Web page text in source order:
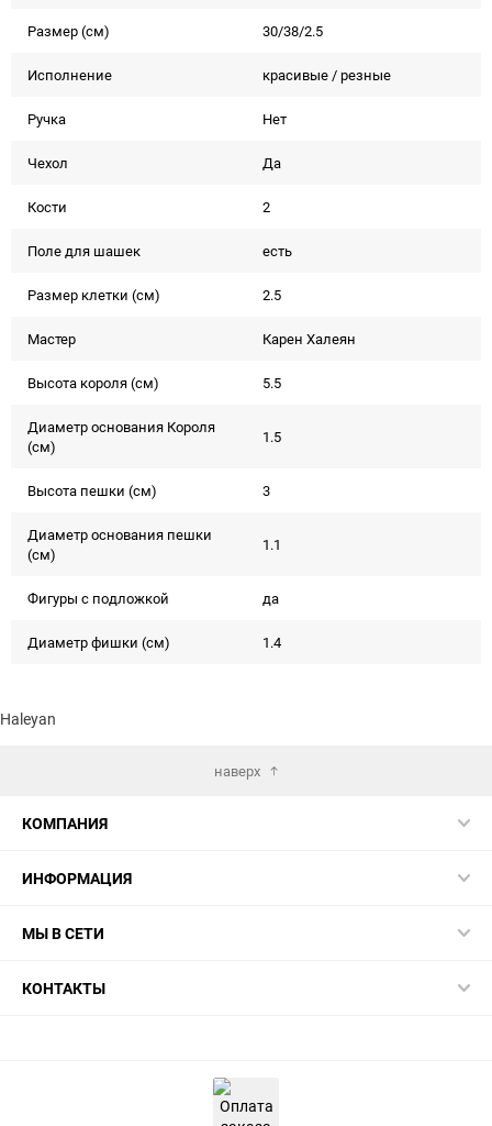
Размер (см) 30/38/2.5
Исполнение красивые / резные
Ручка Нет
Чехол Да
Кости 2
Поле для шашек есть
Размер клетки (см) 2.5
Мастер Карен Халеян
Высота короля (см) 5.5
Диаметр основания Короля
(см)
1.5
Высота пешки (см) 3
Диаметр основания пешки
(см)
1.1
Фигуры с подложкой да
Диаметр фишки (см) 1.4
Haleyan
наверх
КОМПАНИЯ
ИНФОРМАЦИЯ
МЫ В СЕТИ
КОНТАКТЫ